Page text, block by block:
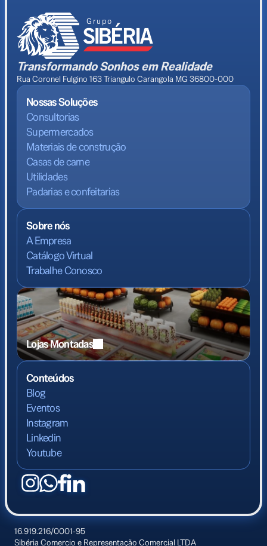
Transformando Sonhos em Realidade
Rua Coronel Fulgino 163 Triangulo Carangola MG 36800-000
Nossas Soluções
Consultorias
Supermercados
Materiais de construção
Casas de carne
Utilidades
Padarias e confeitarias
Sobre nós
A Empresa
Catálogo Virtual
Trabalhe Conosco
Lojas Montadas
Conteúdos
Blog
Eventos
Instagram
Linkedin
Youtube
16.919.216/0001-95
Sibéria Comercio e Representação Comercial LTDA